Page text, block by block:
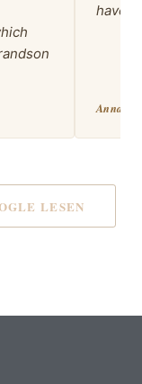
have
Anna
LESEN